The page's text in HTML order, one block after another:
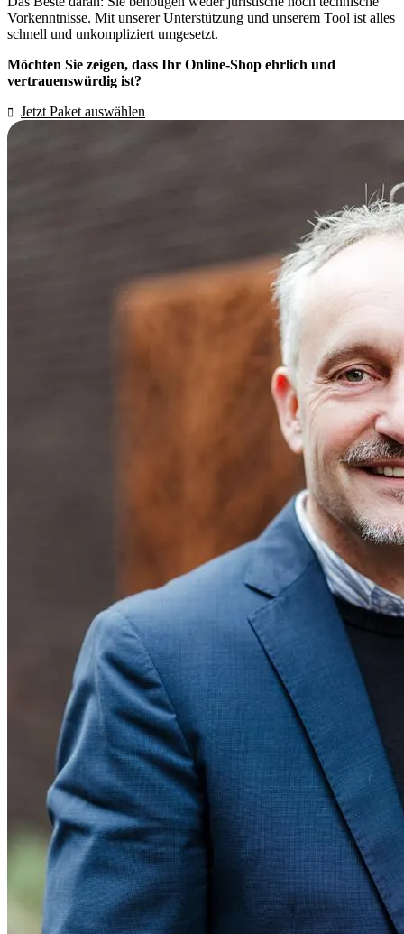
Vorkenntnisse. Mit unserer Unterstützung und unserem Tool ist alles
schnell und unkompliziert umgesetzt.
Möchten Sie zeigen, dass Ihr Online-Shop ehrlich und
vertrauenswürdig ist?
Jetzt Paket auswählen